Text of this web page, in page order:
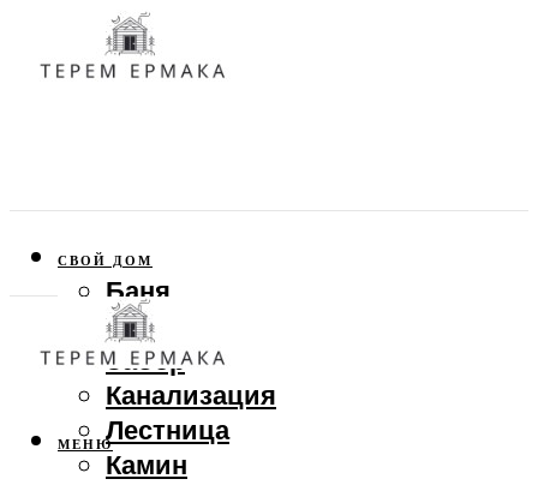
СВОЙ ДОМ
Баня
Веранда
Забор
Канализация
Лестница
Камин
МЕНЮ